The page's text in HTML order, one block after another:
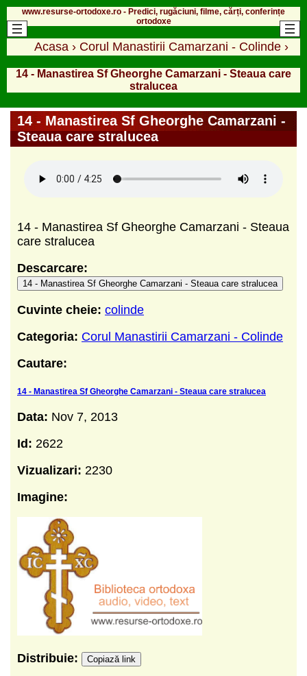
www.resurse-ortodoxe.ro - Predici, rugăciuni, filme, cărți, conferințe
ortodoxe
Acasa › Corul Manastirii Camarzani - Colinde ›
14 - Manastirea Sf Gheorghe Camarzani - Steaua care
stralucea
14 - Manastirea Sf Gheorghe Camarzani -
Steaua care stralucea
14 - Manastirea Sf Gheorghe Camarzani - Steaua
care stralucea
Descarcare:
14 - Manastirea Sf Gheorghe Camarzani - Steaua care stralucea
Cuvinte cheie: colinde
Categoria: Corul Manastirii Camarzani - Colinde
Cautare:
14 - Manastirea Sf Gheorghe Camarzani - Steaua care stralucea
Data: Nov 7, 2013
Id: 2622
Vizualizari: 2230
Imagine:
Distribuie: Copiază link